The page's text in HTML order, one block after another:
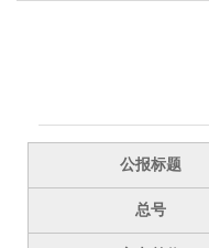
公报标题
总号